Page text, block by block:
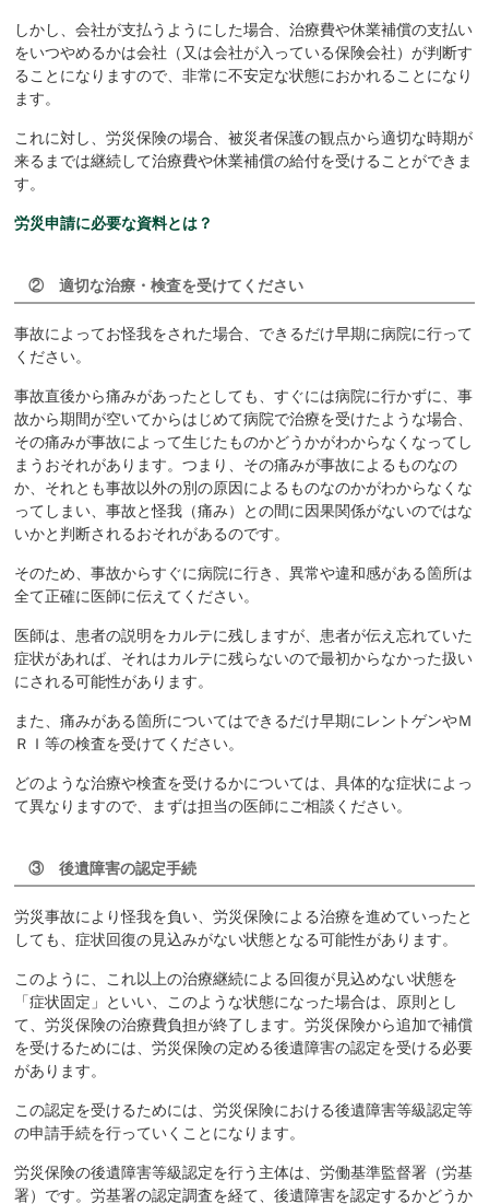
しかし、会社が支払うようにした場合、治療費や休業補償の支払い
をいつやめるかは会社（又は会社が入っている保険会社）が判断す
ることになりますので、非常に不安定な状態におかれることになり
ます。
これに対し、労災保険の場合、被災者保護の観点から適切な時期が
来るまでは継続して治療費や休業補償の給付を受けることができま
す。
労災申請に必要な資料とは？
② 適切な治療・検査を受けてください
事故によってお怪我をされた場合、できるだけ早期に病院に行って
ください。
事故直後から痛みがあったとしても、すぐには病院に行かずに、事
故から期間が空いてからはじめて病院で治療を受けたような場合、
その痛みが事故によって生じたものかどうかがわからなくなってし
まうおそれがあります。つまり、その痛みが事故によるものなの
か、それとも事故以外の別の原因によるものなのかがわからなくな
ってしまい、事故と怪我（痛み）との間に因果関係がないのではな
いかと判断されるおそれがあるのです。
そのため、事故からすぐに病院に行き、異常や違和感がある箇所は
全て正確に医師に伝えてください。
医師は、患者の説明をカルテに残しますが、患者が伝え忘れていた
症状があれば、それはカルテに残らないので最初からなかった扱い
にされる可能性があります。
また、痛みがある箇所についてはできるだけ早期にレントゲンやＭ
ＲＩ等の検査を受けてください。
どのような治療や検査を受けるかについては、具体的な症状によっ
て異なりますので、まずは担当の医師にご相談ください。
③ 後遺障害の認定手続
労災事故により怪我を負い、労災保険による治療を進めていったと
しても、症状回復の見込みがない状態となる可能性があります。
このように、これ以上の治療継続による回復が見込めない状態を
「症状固定」といい、このような状態になった場合は、原則とし
て、労災保険の治療費負担が終了します。労災保険から追加で補償
を受けるためには、労災保険の定める後遺障害の認定を受ける必要
があります。
この認定を受けるためには、労災保険における後遺障害等級認定等
の申請手続を行っていくことになります。
労災保険の後遺障害等級認定を行う主体は、労働基準監督署（労基
署）です。労基署の認定調査を経て、後遺障害を認定するかどうか